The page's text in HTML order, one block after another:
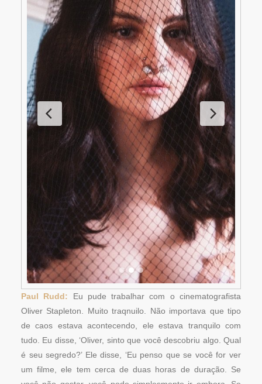
Paul Rudd: Eu pude trabalhar com o cinematografista
Oliver Stapleton. Muito traqnuilo. Não importava que tipo
de caos estava acontecendo, ele estava tranquilo com
tudo. Eu disse, ‘Oliver, sinto que você descobriu algo. Qual
é seu segredo?’ Ele disse, ‘Eu penso que se você for ver
um filme, ele tem cerca de duas horas de duração. Se